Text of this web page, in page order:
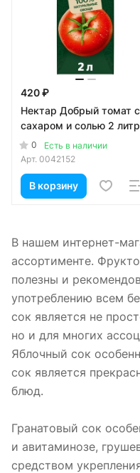
420 ₽
Нектар Добрый томат с
сахаром и солью 2
0
Есть в наличии
Арт. 0042152
В корзину
В нашем интернет-
ассортименте.
полезны и
употреблению всем
сок является не
но и для многих
Яблочный сок
сок является
блюд.
Гранатовый сок
и авитаминозе,
средством